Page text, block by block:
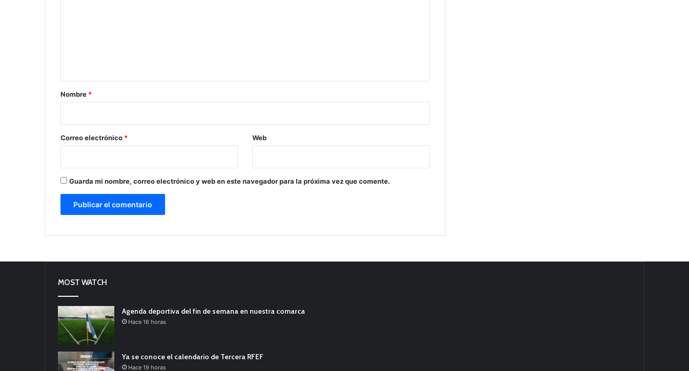
r
*
Nombre *
Correo electrónico * Web
Guarda mi nombre, correo electrónico y web en este navegador para la próxima vez que comente.
MOST WATCH
Agenda deportiva del fin de semana en nuestra comarca
Hace 16 horas
Ya se conoce el calendario de Tercera RFEF
Hace 19 horas